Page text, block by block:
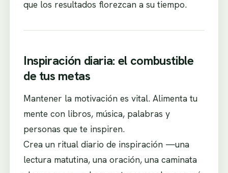
que los resultados florezcan a su tiempo.
Inspiración diaria: el combustible
de tus metas
Mantener la motivación es vital. Alimenta tu
mente con libros, música, palabras y
personas que te inspiren.
Crea un ritual diario de inspiración —una
lectura matutina, una oración, una caminata